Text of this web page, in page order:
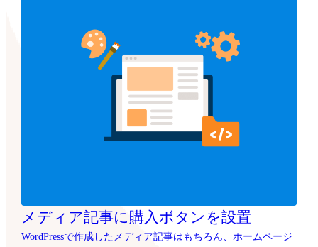
メディア記事に購入ボタンを設置
WordPressで作成したメディア記事はもちろん、ホームページ